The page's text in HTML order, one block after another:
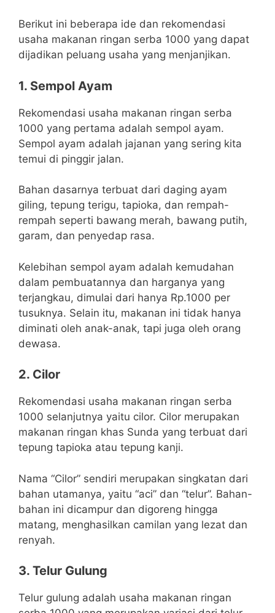
Berikut ini beberapa ide dan rekomendasi
usaha makanan ringan serba 1000 yang dapat
dijadikan peluang usaha yang menjanjikan.
1. Sempol Ayam
Rekomendasi usaha makanan ringan serba
1000 yang pertama adalah sempol ayam.
Sempol ayam adalah jajanan yang sering kita
temui di pinggir jalan.
Bahan dasarnya terbuat dari daging ayam
giling, tepung terigu, tapioka, dan rempah-
rempah seperti bawang merah, bawang putih,
garam, dan penyedap rasa.
Kelebihan sempol ayam adalah kemudahan
dalam pembuatannya dan harganya yang
terjangkau, dimulai dari hanya Rp.1000 per
tusuknya. Selain itu, makanan ini tidak hanya
diminati oleh anak-anak, tapi juga oleh orang
dewasa.
2. Cilor
Rekomendasi usaha makanan ringan serba
1000 selanjutnya yaitu cilor. Cilor merupakan
makanan ringan khas Sunda yang terbuat dari
tepung tapioka atau tepung kanji.
Nama “Cilor” sendiri merupakan singkatan dari
bahan utamanya, yaitu “aci” dan “telur”. Bahan-
bahan ini dicampur dan digoreng hingga
matang, menghasilkan camilan yang lezat dan
renyah.
3. Telur Gulung
Telur gulung adalah usaha makanan ringan